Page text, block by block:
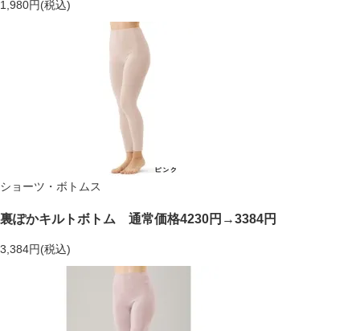
1,980円(税込)
ショーツ・ボトムス
裏ぽかキルトボトム 通常価格4230円→3384円
3,384円(税込)